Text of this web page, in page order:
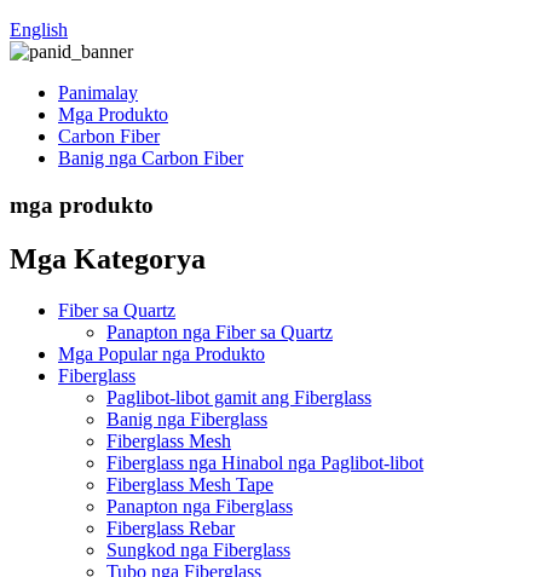
English
Panimalay
Mga Produkto
Carbon Fiber
Banig nga Carbon Fiber
mga produkto
Mga Kategorya
Fiber sa Quartz
Panapton nga Fiber sa Quartz
Mga Popular nga Produkto
Fiberglass
Paglibot-libot gamit ang Fiberglass
Banig nga Fiberglass
Fiberglass Mesh
Fiberglass nga Hinabol nga Paglibot-libot
Fiberglass Mesh Tape
Panapton nga Fiberglass
Fiberglass Rebar
Sungkod nga Fiberglass
Tubo nga Fiberglass